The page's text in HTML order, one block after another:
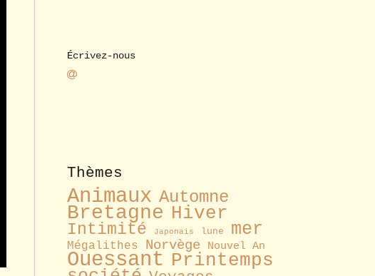
Écrivez-nous
Thèmes
Animaux Automne
Bretagne Hiver
Intimité Japonais lune mer
Mégalithes Norvège Nouvel An
Ouessant Printemps